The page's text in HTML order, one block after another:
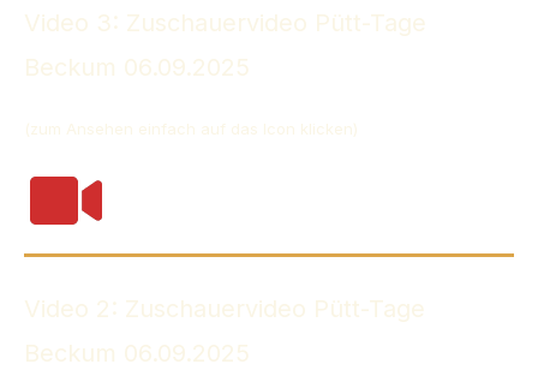
Video 3: Zuschauervideo Pütt-Tage
Beckum 06.09.2025
(zum Ansehen einfach auf das Icon klicken)
Video 2: Zuschauervideo Pütt-Tage
Beckum 06.09.2025